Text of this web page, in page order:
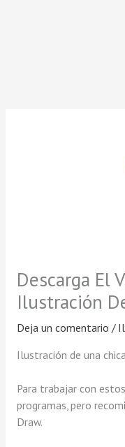
Descarga El
Ilustración
Deja un comentario /
Ilustración de una
Para trabajar con
programas, pero
Draw.